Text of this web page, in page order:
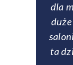
dla
ta